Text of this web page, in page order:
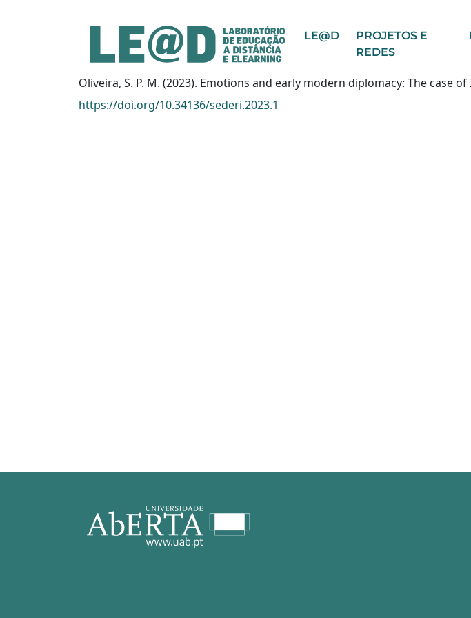
Ir para o conteúdo principal
Informações de acessibilidade LE@D
PROJETOS E
REDES
Oliveira, S. P. M. (2023). Emotions and early modern diplomacy: The case
https://doi.org/10.34136/sederi.2023.1